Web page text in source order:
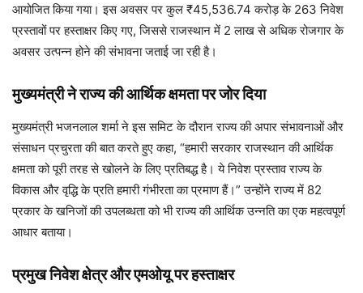
आयोजित किया गया। इस अवसर पर कुल ₹45,536.74 करोड़ के 263 निवेश
प्रस्तावों पर हस्ताक्षर किए गए, जिससे राजस्थान में 2 लाख से अधिक रोजगार के
अवसर उत्पन्न होने की संभावना जताई जा रही है।
मुख्यमंत्री ने राज्य की आर्थिक क्षमता पर जोर दिया
मुख्यमंत्री भजनलाल शर्मा ने इस समिट के दौरान राज्य की अपार संभावनाओं और
संसाधन प्रचुरता की बात करते हुए कहा, “हमारी सरकार राजस्थान की आर्थिक
क्षमता को पूरी तरह से खोलने के लिए प्रतिबद्ध है। ये निवेश प्रस्ताव राज्य के
विकास और वृद्धि के प्रति हमारी गंभीरता का प्रमाण हैं।” उन्होंने राज्य में 82
प्रकार के खनिजों की उपलब्धता को भी राज्य की आर्थिक उन्नति का एक महत्वपूर्ण
आधार बताया।
प्रमुख निवेश क्षेत्र और एमओयू पर हस्ताक्षर